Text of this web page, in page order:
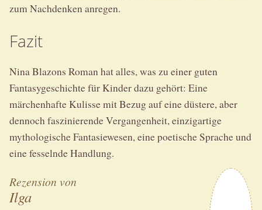
zum Nachdenken anregen.
Fazit
Nina Blazons Roman hat alles, was zu einer guten
Fantasygeschichte für Kinder dazu gehört: Eine
märchenhafte Kulisse mit Bezug auf eine düstere, aber
dennoch faszinierende Vergangenheit, einzigartige
mythologische Fantasiewesen, eine poetische Sprache und
eine fesselnde Handlung.
Rezension von
Ilga